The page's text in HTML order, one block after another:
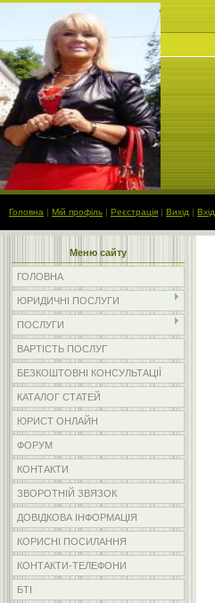
Головна | Мій профіль | Реєстрація | Вихід | Вхід
Меню сайту
ГОЛОВНА
ЮРИДИЧНІ ПОСЛУГИ
ПОСЛУГИ
ВАРТІСТЬ ПОСЛУГ
БЕЗКОШТОВНІ КОНСУЛЬТАЦІЇ
КАТАЛОГ СТАТЕЙ
ЮРИСТ ОНЛАЙН
ФОРУМ
КОНТАКТИ
ЗВОРОТНІЙ ЗВЯЗОК
ДОВІДКОВА ІНФОРМАЦІЯ
КОРИСНІ ПОСИЛАННЯ
КОНТАКТИ-ТЕЛЕФОНИ
БТІ